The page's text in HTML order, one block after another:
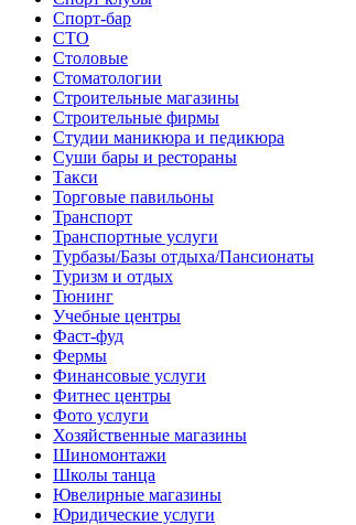
Спорт-бар
СТО
Столовые
Стоматологии
Строительные магазины
Строительные фирмы
Студии маникюра и педикюра
Суши бары и рестораны
Такси
Торговые павильоны
Транспорт
Транспортные услуги
Турбазы/Базы отдыха/Пансионаты
Туризм и отдых
Тюнинг
Учебные центры
Фаст-фуд
Фермы
Финансовые услуги
Фитнес центры
Фото услуги
Хозяйственные магазины
Шиномонтажи
Школы танца
Ювелирные магазины
Юридические услуги